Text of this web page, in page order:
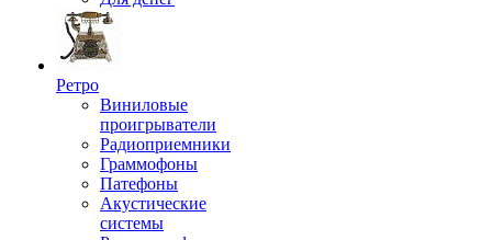
Ретро
Виниловые
проигрыватели
Радиоприемники
Граммофоны
Патефоны
Акустические
системы